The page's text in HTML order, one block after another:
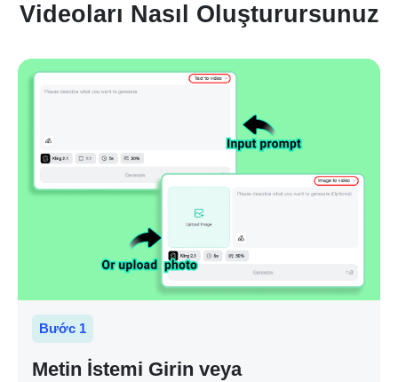
Videoları Nasıl Oluşturursunuz
Bước 1
Metin İstemi Girin veya